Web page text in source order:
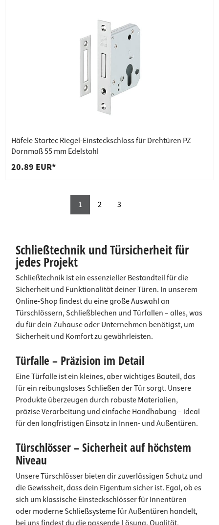
Häfele Startec Riegel-Einsteckschloss für Drehtüren PZ
Dornmaß 55 mm Edelstahl
20.89 EUR*
1 2 3
Schließtechnik und Türsicherheit für
jedes Projekt
Schließtechnik ist ein essenzieller Bestandteil für die
Sicherheit und Funktionalität deiner Türen. In unserem
Online-Shop findest du eine große Auswahl an
Türschlössern, Schließblechen und Türfallen – alles, was
du für dein Zuhause oder Unternehmen benötigst, um
Sicherheit und Komfort zu gewährleisten.
Türfalle – Präzision im Detail
Eine Türfalle ist ein kleines, aber wichtiges Bauteil, das
für ein reibungsloses Schließen der Tür sorgt. Unsere
Produkte überzeugen durch robuste Materialien,
präzise Verarbeitung und einfache Handhabung – ideal
für den langfristigen Einsatz in Innen- und Außentüren.
Türschlösser – Sicherheit auf höchstem
Niveau
Unsere Türschlösser bieten dir zuverlässigen Schutz und
die Gewissheit, dass dein Eigentum sicher ist. Egal, ob es
sich um klassische Einsteckschlösser für Innentüren
oder moderne Schließsysteme für Außentüren handelt,